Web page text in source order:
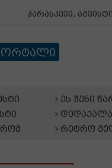
პარასკევი,
ეს შენი
რეტრო